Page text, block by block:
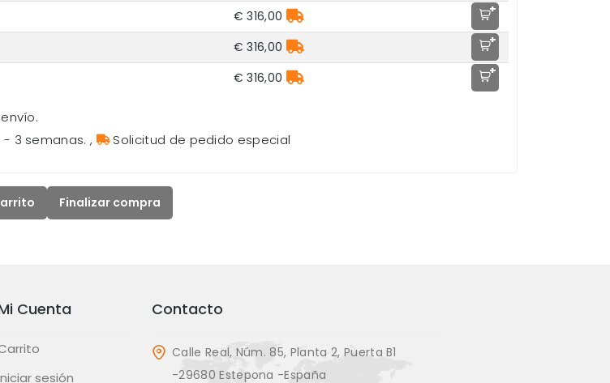
€ 316,00 +
€ 316,00 +
€ 316,00 +
- 3 semanas. , Solicitud de pedido especial
Finalizar compra
Cuenta
sesión
Contacto
Calle Real, Núm. 85, Planta 2, Puerta B1
-29680 Estepona -España